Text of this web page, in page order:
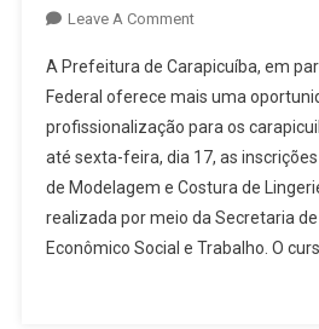
Leave A CommentOn
Oferece
Curso
De
Modelagem
E
Costura
De
A Prefeitura de Carapicuíba, em
Federal oferece mais uma
profissionalização para os
até sexta-feira, dia 17, as
de Modelagem e Costura de
realizada por meio da Secretaria
Econômico Social e Trabalho. O